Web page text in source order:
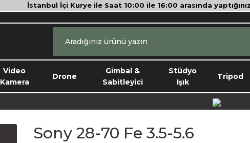
İstanbul İçi Kurye ile Saat 10:00 ile 16:00 arasında
Video
Kamera
Drone
Gimbal &
Sabitleyici
Stüdyo
Işık
Tripod
Sony 28-70 Fe 3.5-5.6